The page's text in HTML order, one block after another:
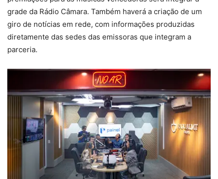
grade da Rádio Câmara. Também haverá a criação de um
giro de notícias em rede, com informações produzidas
diretamente das sedes das emissoras que integram a
parceria.